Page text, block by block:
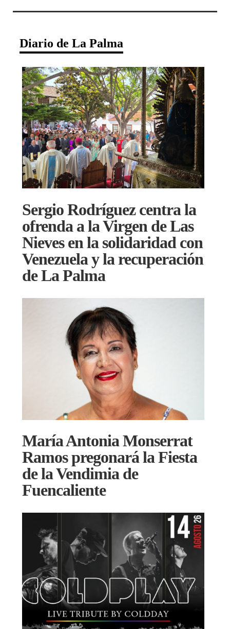
Diario de La Palma
Sergio Rodríguez centra la
ofrenda a la Virgen de Las
Nieves en la solidaridad con
Venezuela y la recuperación
de La Palma
María Antonia Monserrat
Ramos pregonará la Fiesta
de la Vendimia de
Fuencaliente